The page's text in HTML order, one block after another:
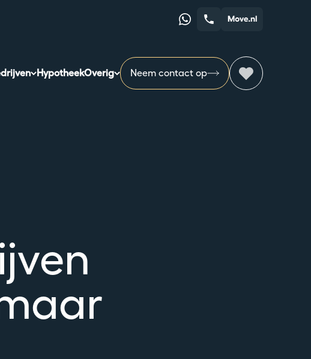
WhatsappTelefoonnummer
HypotheekOverig Neem contact op